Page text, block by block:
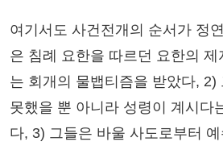
여기서도 사건전개의 순서가 정
은 침례 요한을 따르던 요한의
는 회개의 물뱁티즘을 받았다, 2)
못했을 뿐 아니라 성령이 계시다
다, 3) 그들은 바울 사도로부터